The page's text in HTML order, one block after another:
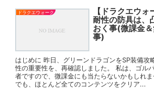
ドラクエウォーク
【ドラクエウ
耐性の防具は、
おく事(微課金
事)
はじめに 昨日、グリーンドラゴンをSP装備攻
性の重要性を、再確認しました。 私は、ゴル
者ですので、微課金にも当たらないかもしれ
でも、ほとんど全てのコンテンツをクリア...